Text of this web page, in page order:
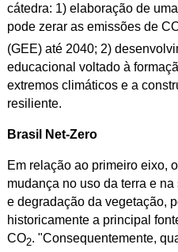
cátedra: 1) elaboração de
pode zerar as emissões de
(GEE) até 2040; 2)
educacional voltado à
extremos climáticos e a
resiliente.
Brasil Net-Zero
Em relação ao primeiro eixo,
mudança no uso da terra e
e degradação da vegetação,
historicamente a principal
CO2. "Consequentemente,